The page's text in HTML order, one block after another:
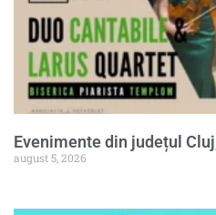
Evenimente din județul
august 5, 2026